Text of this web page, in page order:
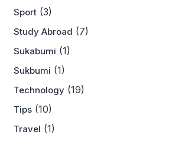
Sport (3)
Study Abroad (7)
Sukabumi (1)
Sukbumi (1)
Technology (19)
Tips (10)
Travel (1)